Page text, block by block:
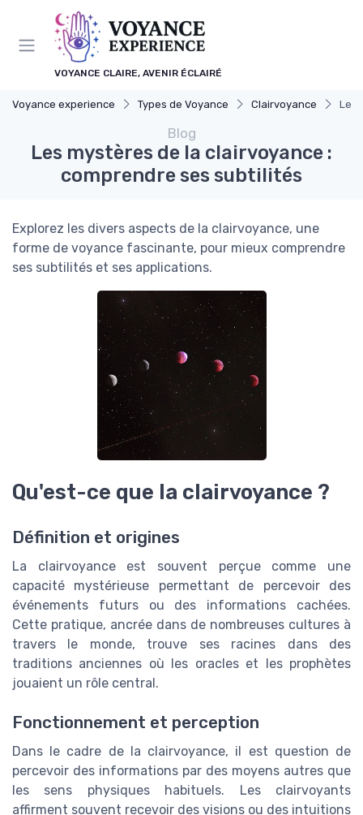
VOYANCE CLAIRE, AVENIR ÉCLAIRÉ
Voyance experience Types de Voyance Clairvoyance Les
Blog
Les mystères de la clairvoyance :
comprendre ses subtilités
Explorez les divers aspects de la clairvoyance, une
forme de voyance fascinante, pour mieux comprendre
ses subtilités et ses applications.
Qu'est-ce que la clairvoyance ?
Définition et origines
La clairvoyance est souvent perçue comme une
capacité mystérieuse permettant de percevoir des
événements futurs ou des informations cachées.
Cette pratique, ancrée dans de nombreuses cultures à
travers le monde, trouve ses racines dans des
traditions anciennes où les oracles et les prophètes
jouaient un rôle central.
Fonctionnement et perception
Dans le cadre de la clairvoyance, il est question de
percevoir des informations par des moyens autres que
les sens physiques habituels. Les clairvoyants
affirment souvent recevoir des visions ou des intuitions
Panneau de gestion des cookies